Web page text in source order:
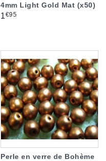
4mm Light Gold Mat (x50)
Prix
1€95
Perle en verre de Bohème